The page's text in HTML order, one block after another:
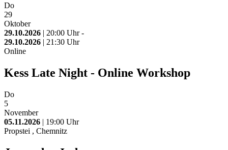
Do
29
Oktober
29.10.2026 | 20:00 Uhr -
29.10.2026 | 21:30 Uhr
Online
Kess Late Night - Online Workshop
Do
5
November
05.11.2026 | 19:00 Uhr
Propstei , Chemnitz